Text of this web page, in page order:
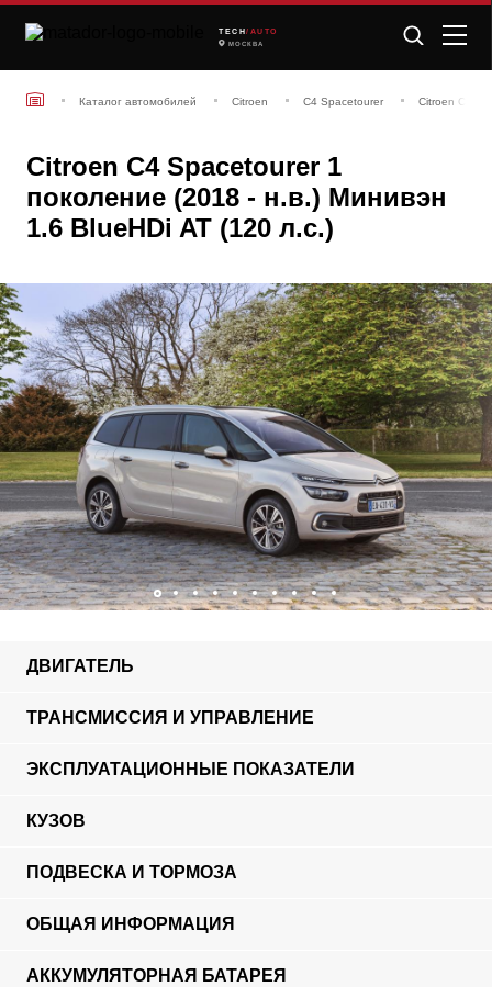
TECH /AUTO
МОСКВА
Каталог автомобилей Citroen C4 Spacetourer Citroen C4
Citroen C4 Spacetourer 1
поколение (2018 - н.в.) Минивэн
1.6 BlueHDi AT (120 л.с.)
ДВИГАТЕЛЬ
ТРАНСМИССИЯ И УПРАВЛЕНИЕ
ЭКСПЛУАТАЦИОННЫЕ ПОКАЗАТЕЛИ
КУЗОВ
ПОДВЕСКА И ТОРМОЗА
ОБЩАЯ ИНФОРМАЦИЯ
АККУМУЛЯТОРНАЯ БАТАРЕЯ